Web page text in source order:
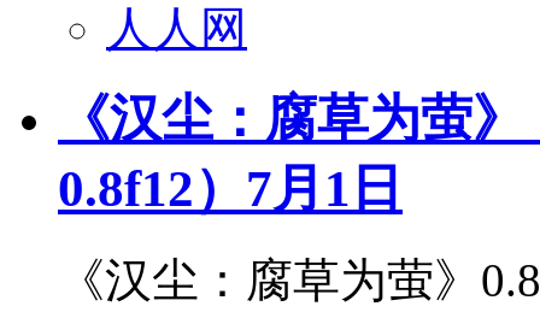
人人网
《汉尘：腐草为萤
0.8f12）7月1日
《汉尘：腐草为萤》